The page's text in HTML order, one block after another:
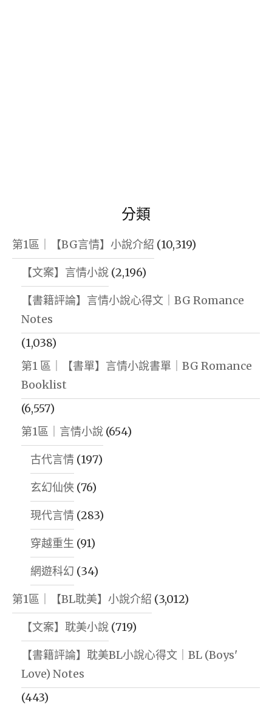
分類
第1區｜【BG言情】小說介紹 (10,319)
【文案】言情小說 (2,196)
【書籍評論】言情小說心得文｜BG Romance
Notes
(1,038)
第1 區｜【書單】言情小說書單｜BG Romance
Booklist
(6,557)
第1區｜言情小說 (654)
古代言情 (197)
玄幻仙俠 (76)
現代言情 (283)
穿越重生 (91)
網遊科幻 (34)
第1區｜【BL耽美】小說介紹 (3,012)
【文案】耽美小說 (719)
【書籍評論】耽美BL小說心得文｜BL (Boys'
Love) Notes
(443)